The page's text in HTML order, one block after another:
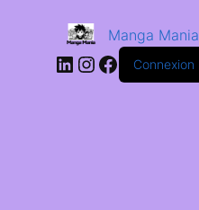
Manga Mania
Connexion